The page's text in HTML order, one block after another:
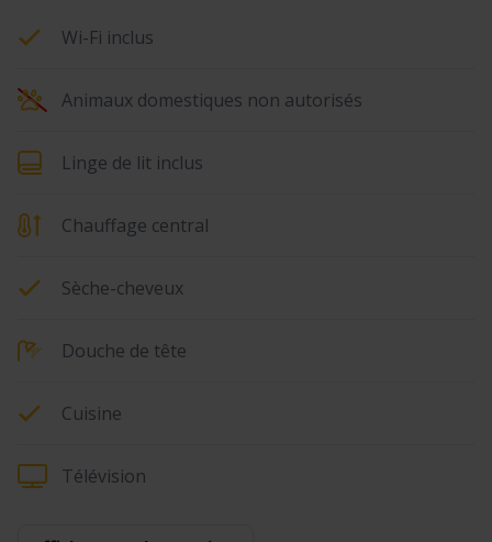
Wi-Fi inclus
Animaux domestiques non autorisés
Linge de lit inclus
Chauffage central
Sèche-cheveux
Douche de tête
Cuisine
Télévision